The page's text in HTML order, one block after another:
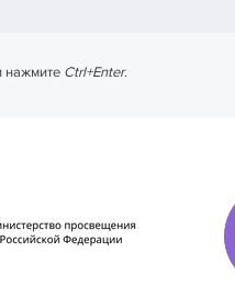
нажмите Ctrl+Enter.